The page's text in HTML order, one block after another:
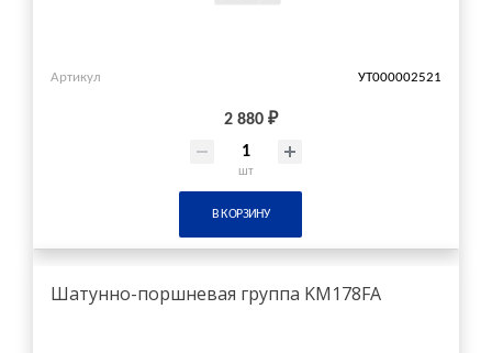
Артикул УТ000002521
2 880 ₽
шт
В КОРЗИНУ
Шатунно-поршневая группа KM178FA